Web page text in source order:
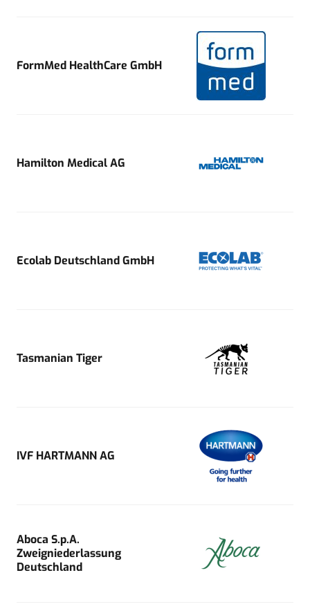
FormMed HealthCare GmbH
Hamilton Medical AG
Ecolab Deutschland GmbH
Tasmanian Tiger
IVF HARTMANN AG
Aboca S.p.A.
Zweigniederlassung
Deutschland